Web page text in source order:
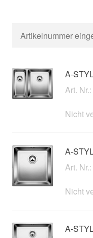
A-
Art.
Nicht
A-
Art.
Nicht
A-